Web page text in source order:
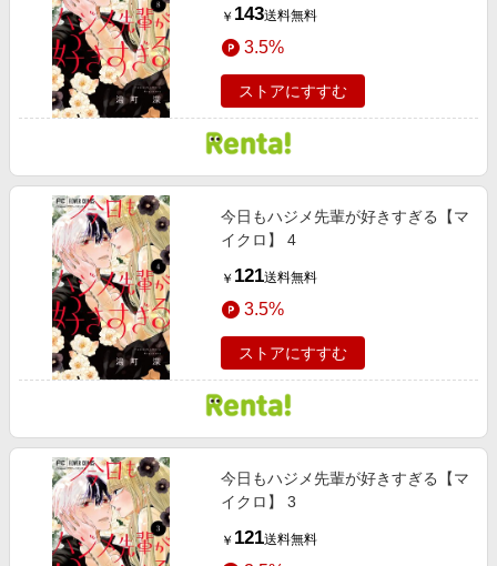
￥ 143送料無料
3.5%
ストアにすすむ
今日もハジメ先輩が好きすぎる【マ
イクロ】 4
￥ 121送料無料
3.5%
ストアにすすむ
今日もハジメ先輩が好きすぎる【マ
イクロ】 3
￥ 121送料無料